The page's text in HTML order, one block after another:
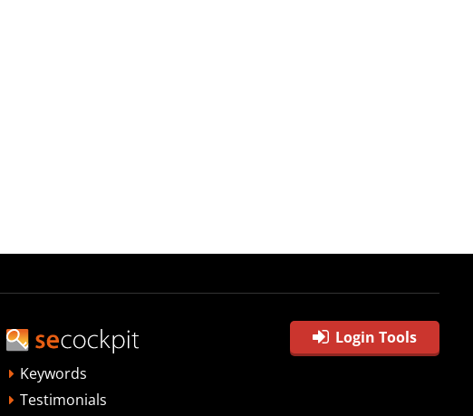
Keywords
Testimonials
Login Tools